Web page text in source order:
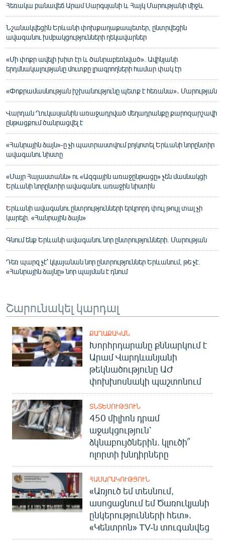
Հեռակա բանավեճ Արամ Սարգսյանի և Հայկ Մարությանի միջև
Նշանակվեցին Երևանի փոխքաղաքապետեր, ընտրվեցին
ավագանու խմբակցությունների ղեկավարներ
«Մի փոքր ավելի խիտ էր և ծանրաբեռնված». Ավինյանի
երդմնակալությանը մուտքը լրագրողների համար փակ էր
«Փոքրամասնության իշխանությունը պետք է հեռանա»․ Մարության
Վարդան Ղուկասյանին առաջադրված մեղադրանքը քարոզարշավի
ընթացքում ծանրացվել է
«Հանրային ձայն»-ը չի պատրաստվում բոյկոտել Երևանի նորընտիր
ավագանու նիստը
«Մայր Հայաստանն» ու «Ազգային առաջընթացը» չեն մասնակցի
Երևանի նորընտիր ավագանու առաջին նիստին
Երևանի ավագանու ընտրությունների երկրորդ փուլ թույլ տալ չի
կարելի. «Հանրային ձայն»
Գնում ենք Երևանի ավագանու նոր ընտրությունների. Մարության
Դեռ պարզ չէ՝ կկայանան նոր ընտրություններ Երևանում, թե չէ.
«Հանրային ձայնը» նոր պայման է դնում
Շարունակել կարդալ
ՔԱՂԱՔԱԿԱՆ
Խորհրդարանը քննարկում է
Արամ Վարդևանյանի
թեկնածությունը ԱԺ
փոխխոսնակի պաշտոնում
ՏՆՏԵՍՈՒԹՅՈՒՆ
450 միլիոն դրամ
աջակցություն՝
ձկնաբույծներին. կլուծի՞
ոլորտի խնդիրները
ՀԱՍԱՐԱԿՈՒԹՅՈՒՆ
«Առյուծ եմ տեսնում,
ասոցացնում եմ Ծառուկյանի
ընկերությունների հետ».
«Կենտրոն» TV-ն տուգանվեց